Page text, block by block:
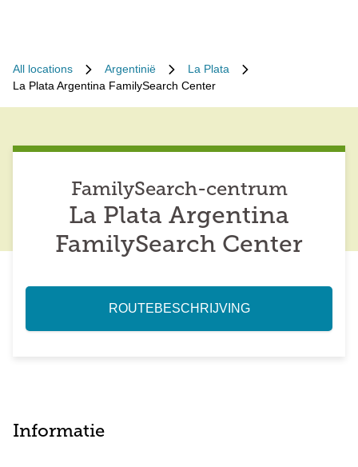
All locations Argentinië
La Plata
La Plata Argentina FamilySearch Center
FamilySearch-centrum
La Plata Argentina
FamilySearch Center
ROUTEBESCHRIJVING
Informatie